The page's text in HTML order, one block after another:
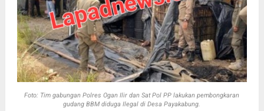
Foto: Tim gabungan Polres Ogan Ilir dan Sat Pol PP lakukan pembongkaran
gudang BBM diduga Ilegal di Desa Payakabung.